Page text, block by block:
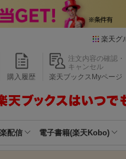
楽天グ
購入履歴
注文内容の確認・
キャンセル
楽天ブックスMyページ
配信 電子書籍(楽天Kobo)